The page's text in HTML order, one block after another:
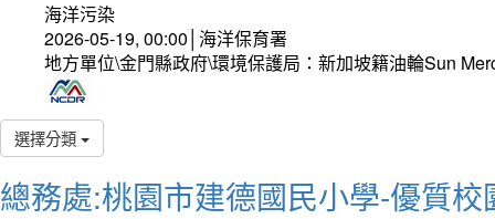
海洋污染
2026-05-19, 00:00│海洋保育署
地方單位\金門縣政府\環境保護局：新加坡籍油輪Sun
選擇分類
總務處:桃園市建德國民小學-優質校